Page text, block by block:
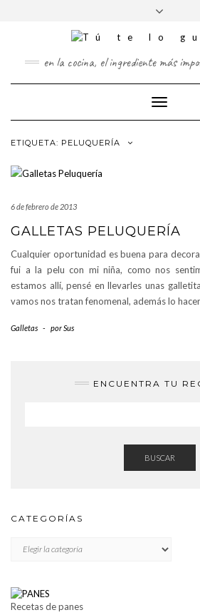
TWITTERPINTEREST
en la cocina, el ingrediente más
Cambiar
modo
ETIQUETA: PELUQUERÍA
6 de febrero de 2013
GALLETAS PELUQUERÍA
Cualquier oportunidad es buena para
fui a la pelu con mi niña, como nos
estamos allí, pensé en llevarles unas
vamos nos tratan fenomenal, además lo
Galletas - porSus
ENCUENTRA TU
BUSCAR
CATEGORÍAS
Recetas de panes